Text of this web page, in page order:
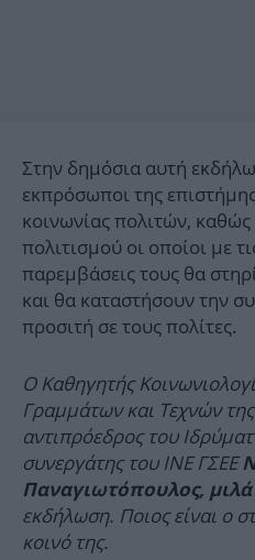
Στην δημόσια αυτή
εκπρόσωποι της
κοινωνίας πολιτών,
πολιτισμού οι οποίοι με
παρεμβάσεις τους θα
και θα καταστήσουν την
προσιτή σε τους πολίτες.
Ο Καθηγητής
Γραμμάτων και Τεχνών
αντιπρόεδρος του
συνεργάτης του ΙΝΕ ΓΣΕΕ
Παναγιωτόπουλος,
εκδήλωση. Ποιος είναι ο
κοινό της.